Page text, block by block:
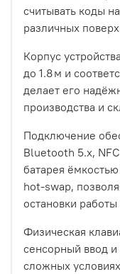
считывать коды
различных
Корпус
до 1.8 м и
делает его
производства и
Подключение
Bluetooth 5.x,
батарея
hot‑swap,
остановки
Физическая
сенсорный ввод
сложных